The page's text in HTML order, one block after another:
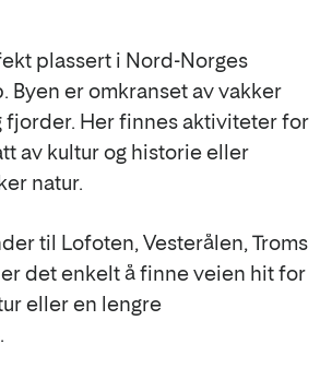
plassert i Nord-Norges
Byen er omkranset av vakker
fjorder. Her finnes aktiviteter for
av kultur og historie eller
natur.
til Lofoten, Vesterålen, Troms
det enkelt å finne veien hit for
eller en lengre